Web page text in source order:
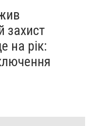
захист
на рік: